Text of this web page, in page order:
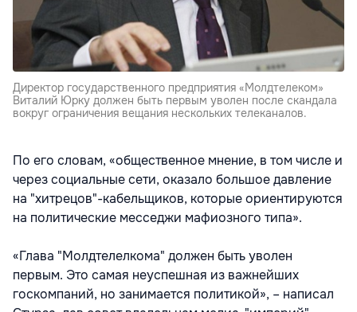
Директор государственного предприятия «Молдтелеком»
Виталий Юрку должен быть первым уволен после скандала
вокруг ограничения вещания нескольких телеканалов.
По его словам, «общественное мнение, в том числе и
через социальные сети, оказало большое давление
на "хитрецов"-кабельщиков, которые ориентируются
на политические месседжи мафиозного типа».
«Глава "Молдтелелкома" должен быть уволен
первым. Это самая неуспешная из важнейших
госкомпаний, но занимается политикой», – написал